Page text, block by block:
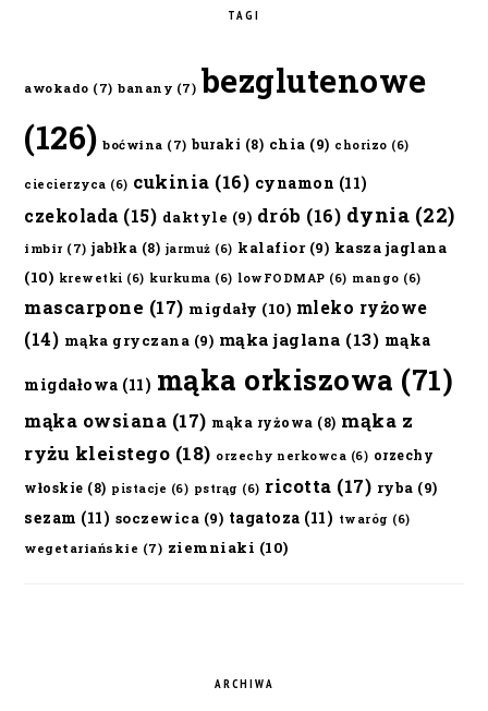
TAGI
awokado (7) banany (7) bezglutenowe
(126) boćwina (7) buraki (8) chia (9) chorizo (6)
ciecierzyca (6) cukinia (16) cynamon (11)
czekolada (15) daktyle (9) drób (16) dynia (22)
imbir (7) jabłka (8) jarmuż (6) kalafior(9) kasza jaglana
(10) krewetki (6) kurkuma (6) lowFODMAP (6) mango (6)
mascarpone (17) migdały (10) mleko ryżowe
(14) mąka gryczana (9) mąka jaglana (13) mąka
migdałowa (11) mąka orkiszowa (71)
mąka owsiana (17) mąka ryżowa (8) mąka z
ryżu kleistego (18) orzechy nerkowca (6) orzechy
włoskie (8) pistacje (6) pstrąg (6) ricotta (17) ryba (9)
sezam (11) soczewica (9) tagatoza (11) twaróg (6)
wegetariańskie (7) ziemniaki (10)
ARCHIWA